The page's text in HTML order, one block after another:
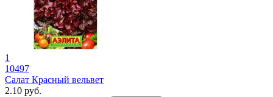
1
10497
Салат Красный вельвет
2.10 руб.